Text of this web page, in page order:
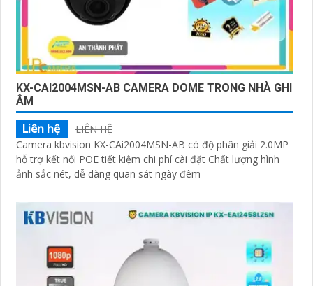
KX-CAI2004MSN-AB CAMERA DOME TRONG NHÀ GHI
ÂM
Liên hệ
LIÊN HỆ
Camera kbvision KX-CAi2004MSN-AB có độ phân giải 2.0MP
hỗ trợ kết nối POE tiết kiệm chi phí cài đặt Chất lượng hình
ảnh sắc nét, dễ dàng quan sát ngày đêm